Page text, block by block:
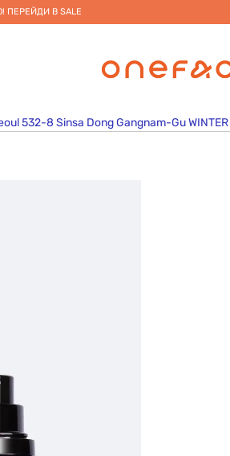
В SALE
532-8 Sinsa Dong Gangnam-Gu